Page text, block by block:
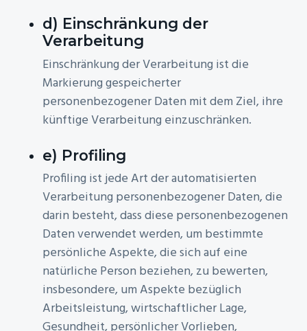
d) Einschränkung der
Verarbeitung
Einschränkung der Verarbeitung ist die
Markierung gespeicherter
personenbezogener Daten mit dem Ziel, ihre
künftige Verarbeitung einzuschränken.
e) Profiling
Profiling ist jede Art der automatisierten
Verarbeitung personenbezogener Daten, die
darin besteht, dass diese personenbezogenen
Daten verwendet werden, um bestimmte
persönliche Aspekte, die sich auf eine
natürliche Person beziehen, zu bewerten,
insbesondere, um Aspekte bezüglich
Arbeitsleistung, wirtschaftlicher Lage,